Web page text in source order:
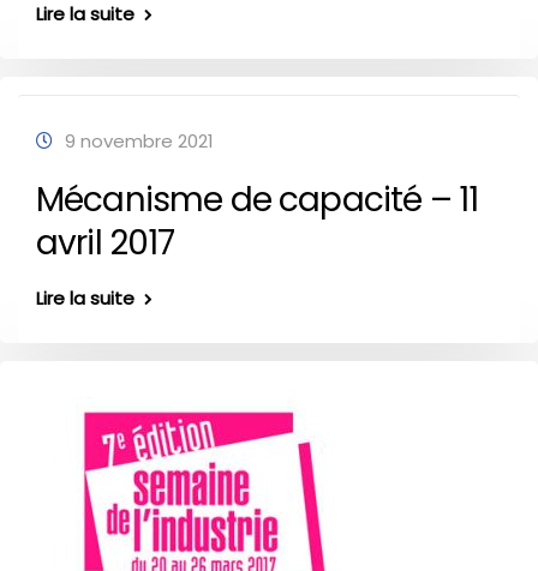
Lire la suite
9 novembre 2021
Mécanisme de capacité – 11
avril 2017
Lire la suite